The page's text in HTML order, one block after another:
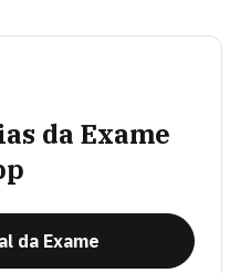
da Exame
da Exame